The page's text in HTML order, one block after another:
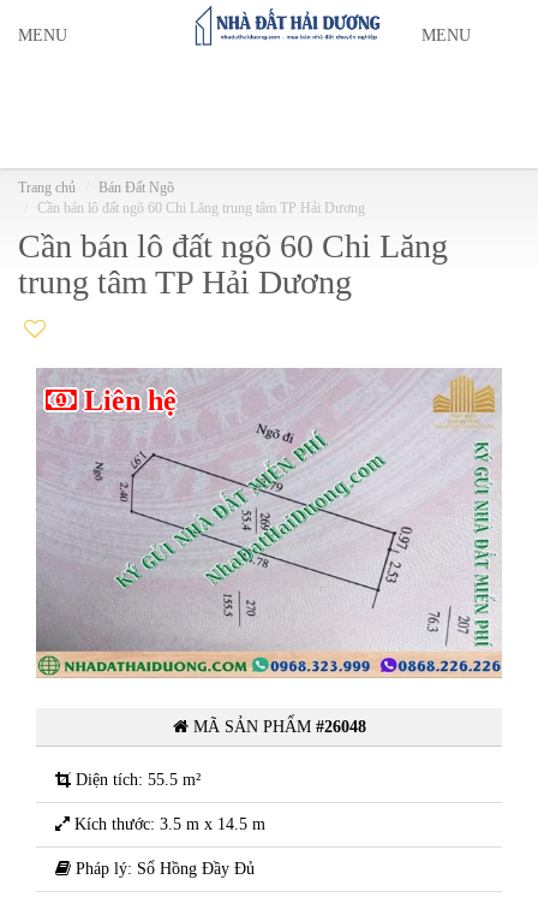
MENU MENU
Trang chủ
Bán Đất Ngõ
Cần bán lô đất ngõ 60 Chi Lăng trung tâm TP Hải Dương
Cần bán lô đất ngõ 60 Chi Lăng
trung tâm TP Hải Dương
Cần bán lô đất ngõ 60 Chi Lăng
trung tâm TP Hải Dương
Liên hệ
MÃ SẢN PHẨM #26048
Diện tích: 55.5 m²
Kích thước: 3.5 m x 14.5 m
Pháp lý: Sổ Hồng Đầy Đủ